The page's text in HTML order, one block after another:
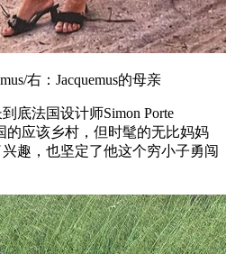
右：Jacquemus的母亲
法国设计师Simon Porte
的应该乡村，但时髦的无比妈妈
趣，也坚定了他这个穷小子勇闯